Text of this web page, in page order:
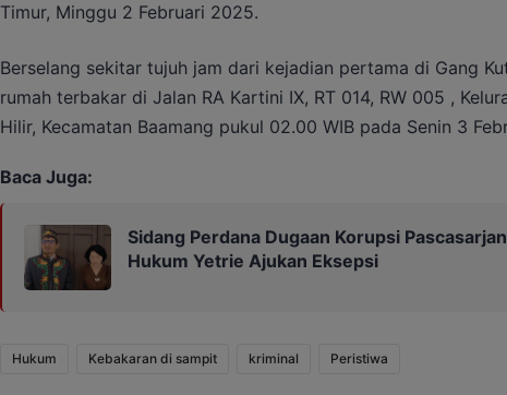
Timur, Minggu 2 Februari 2025.
Berselang sekitar tujuh jam dari kejadian pertama di Gang
rumah terbakar di Jalan RA Kartini IX, RT 014, RW 005 ,
Hilir, Kecamatan Baamang pukul 02.00 WIB pada Senin 3
Baca Juga:
Sidang Perdana Dugaan Korupsi
Hukum Yetrie Ajukan Eksepsi
Hukum Kebakaran di sampit kriminal Peristiwa